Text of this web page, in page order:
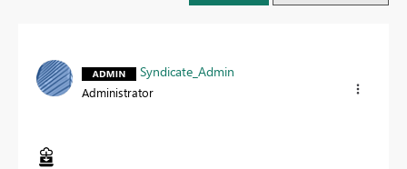
Syndicate_Admin
Administrator